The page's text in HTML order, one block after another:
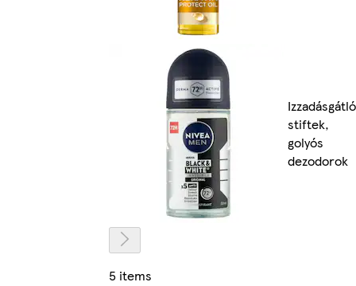
Izzadásgátló
stiftek,
golyós
dezodorok
5 items